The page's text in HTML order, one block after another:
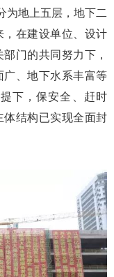
为地上五层，地下二
在建设单位、设计
门的共同努力下，
、地下水系丰富等
下，保安全、赶时
结构已实现全面封